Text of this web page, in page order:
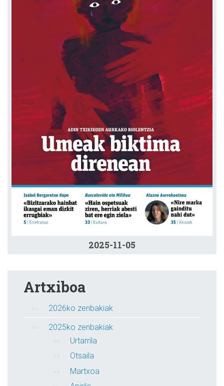
2025-11-05
Artxiboa
2026ko zenbakiak
2025ko zenbakiak
Urtarrila
Otsaila
Martxoa